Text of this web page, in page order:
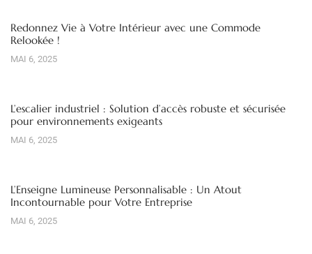
Redonnez Vie à Votre Intérieur avec une Commode
Relookée !
MAI 6, 2025
L’escalier industriel : Solution d’accès robuste et sécurisée
pour environnements exigeants
MAI 6, 2025
L’Enseigne Lumineuse Personnalisable : Un Atout
Incontournable pour Votre Entreprise
MAI 6, 2025